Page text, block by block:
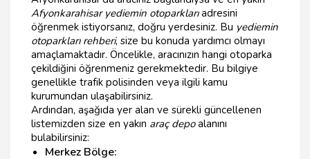
Afyonkarahisar yediemin otoparklarıadresini
öğrenmek istiyorsanız, doğru yerdesiniz. Bu yediemin
otoparkları rehberi, size bu konuda yardımcı olmayı
amaçlamaktadır. Öncelikle, aracınızın hangi otoparka
çekildiğini öğrenmeniz gerekmektedir. Bu bilgiye
genellikle trafik polisinden veya ilgili kamu
kurumundan ulaşabilirsiniz.
Ardından, aşağıda yer alan ve sürekli güncellenen
listemizden size en yakın araç depoalanını
bulabilirsiniz:
Merkez Bölge: